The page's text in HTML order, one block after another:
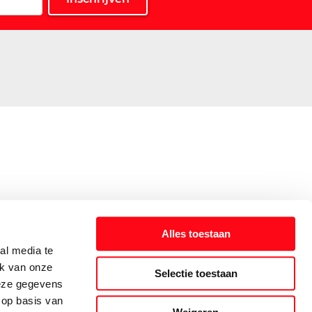
media te
van onze
gegevens
basis van
Alles toestaan
Selectie toestaan